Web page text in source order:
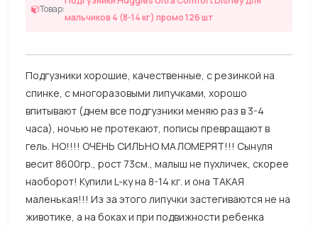
Товар:
мальчиков 4 (8-14 кг) промо 126 шт
Подгузники хорошие, качественные, с резинкой на
спинке, с многоразовыми липучками, хорошо
впитывают (днем все подгузники меняю раз в 3-4
часа), ночью не протекают, пописы превращают в
гель. НО!!!! ОЧЕНЬ СИЛЬНО МАЛОМЕРЯТ!!! Сынуля
весит 8600гр., рост 73см., малыш не пухличек, скорее
наоборот! Купили L-ку на 8-14 кг. и она ТАКАЯ
маленькая!!! Из за этого липучки застегиваются не на
животике, а на боках и при подвижности ребенка